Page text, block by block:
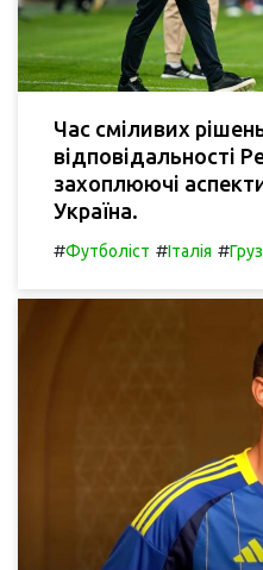
Час сміливих
відповідальності
захоплюючі
Україна.
#Футболіст #Італія #